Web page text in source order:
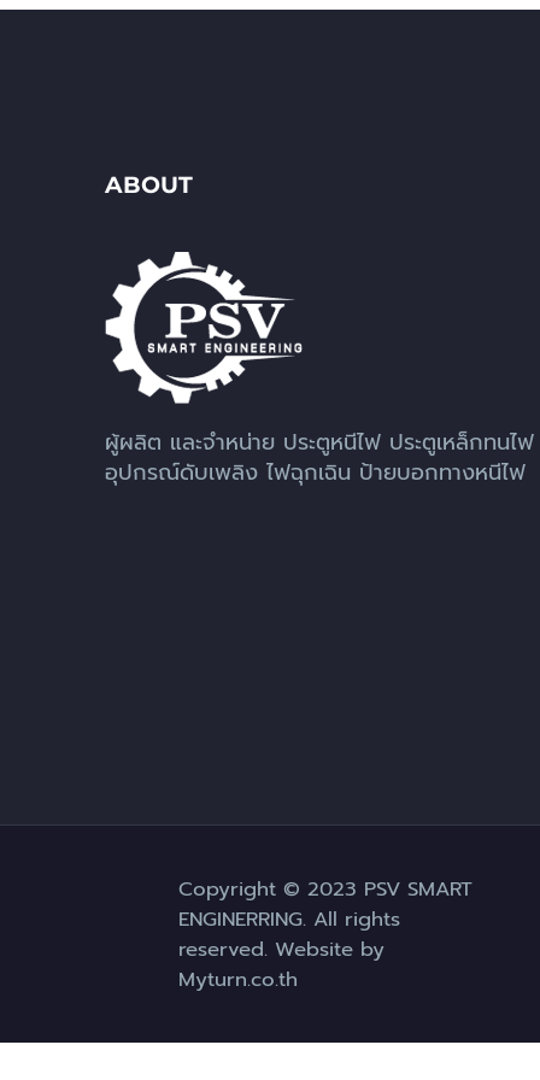
ABOUT
ผู้ผลิต และจำหน่าย ประตูหนีไฟ ประตูเหล็กทนไฟ
อุปกรณ์ดับเพลิง ไฟฉุกเฉิน ป้ายบอกทางหนีไฟ
Copyright © 2023 PSV SMART
ENGINERRING. All rights
reserved. Website by
Myturn.co.th